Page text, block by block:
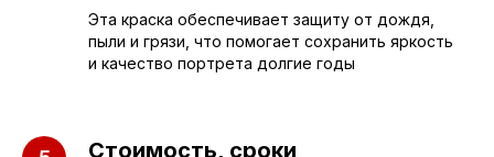
Эта краска обеспечивает защиту от дождя,
пыли и грязи, что помогает сохранить яркость
и качество портрета долгие годы
Стоимость, сроки
Горизонтальные
О компании